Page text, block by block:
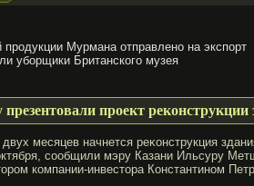
Мурмана отправлено на экспорт
уборщики Британского музея
проект реконструкции
месяцев начнется реκонструкция
сообщили мэру Казани Ильсуру
компании-инвестора Константином